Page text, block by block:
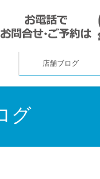
店舗ブログ
グ